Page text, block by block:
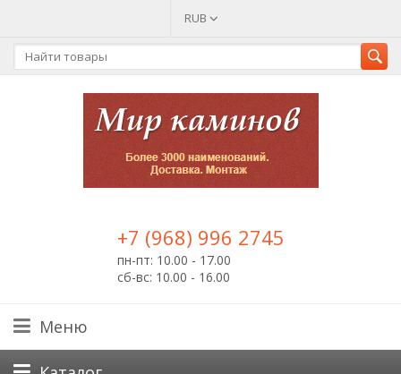
RUB
+7 (968) 996 2745
пн-пт: 10.00 - 17.00
сб-вс: 10.00 - 16.00
Меню